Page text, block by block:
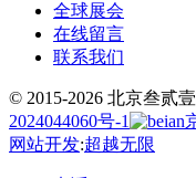
全球展会
在线留言
联系我们
© 2015-2026 北京叁贰
2024044060号-1
网站开发:超越无限